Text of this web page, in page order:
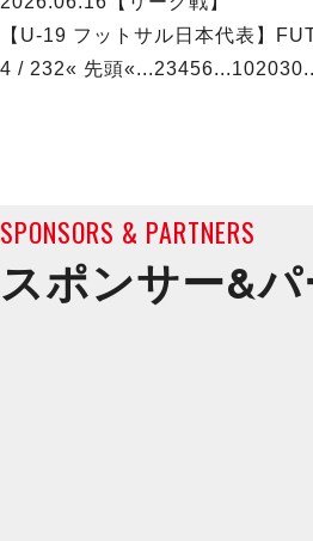
【U-19 フットサル日本代表】
4 / 232« 先頭«...23456...102030
SPONSORS & PARTNERS
スポンサー&